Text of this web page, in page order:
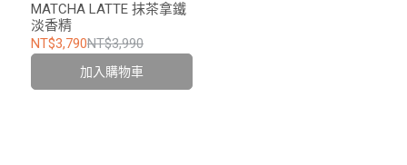
MATCHA LATTE 抹茶拿鐵
淡香精
NT$3,790NT$3,990
加入購物車